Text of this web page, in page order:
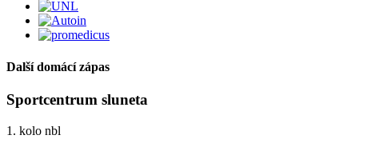
Další domácí zápas
Sportcentrum sluneta
1. kolo nbl